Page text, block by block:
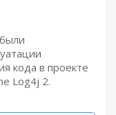
кода в проекте
Log4j 2.